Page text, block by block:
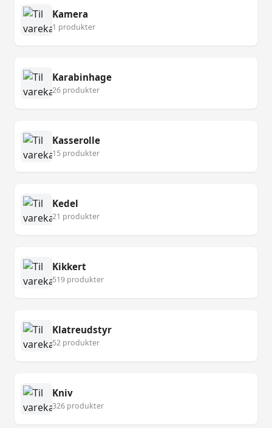
Kamera
1 produkter
Karabinhage
26 produkter
Kasserolle
15 produkter
Kedel
21 produkter
Kikkert
519 produkter
Klatreudstyr
52 produkter
Kniv
326 produkter